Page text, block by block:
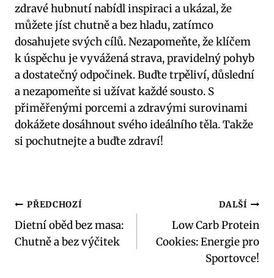
zdravé hubnutí nabídl inspiraci a ukázal, že
můžete jíst chutně a bez hladu, zatímco
dosahujete svých cílů. Nezapomeňte, že klíčem
k úspěchu je vyvážená strava, pravidelný pohyb
a dostatečný odpočinek. Buďte trpěliví, důslední
a nezapomeňte si užívat každé sousto. S
přiměřenými porcemi a zdravými surovinami
dokážete dosáhnout svého ideálního těla. Takže
si pochutnejte a buďte zdraví!
Navigace
pro
PŘEDCHOZÍ
Dietní oběd bez masa:
Chutně a bez výčitek
DALŠÍ
Low Carb Protein
Cookies: Energie pro
Sportovce!